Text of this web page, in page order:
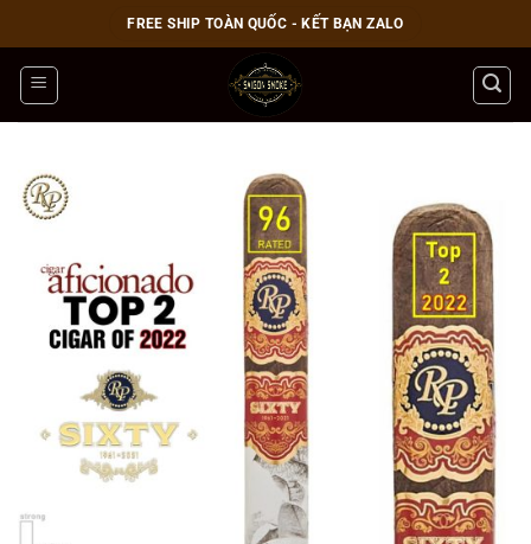
qua
nội
dung
FREE SHIP TOÀN QUỐC - KẾT BẠN ZALO